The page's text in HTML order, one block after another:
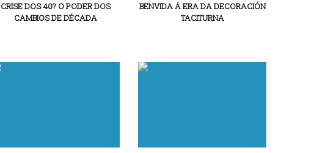
CRISE DOS 40? O PODER DOS
CAMBIOS DE DÉCADA
BENVIDA Á ERA DA DECORACIÓN
TACITURNA